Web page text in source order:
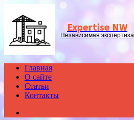
Expertise NW
Независимая экспертиза
Главная
О сайте
Статьи
Контакты